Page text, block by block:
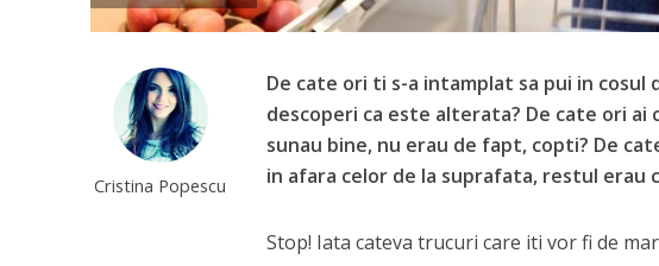
Cristina Popescu
De cate ori ti s-a intamplat sa pui in cosul
descoperi ca este alterata? De cate ori
sunau bine, nu erau de fapt, copti? De
in afara celor de la suprafata, restul erau
Stop! Iata cateva trucuri care iti vor fi de